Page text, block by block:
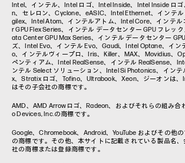
Intel、インテル、Intel ロゴ、Intel Inside、Intel Inside ロ
n、セレロン、Cyclone、eASIC、Intel Ethernet、インテ
gilex、Intel Atom、インテルアトム、Intel Core、インテ
r GPU Flex Series、インテル データセンター GPU フレッ
ata Center GPU Max Series、インテル データセンター
ズ、Intel Evo、インテル Evo、Gaudi、Intel Optane、イン
o、インテルヴィープロ、Iris、Killer、MAX、Movidius、
ペンティアム、Intel RealSense、インテル RealSense、
ンテル Select ソリューション、Intel Si Photonics、イン
x、Stratix ロゴ、Tofino、Ultrabook、Xeon、ジーオンは
はその子会社の商標です。
AMD、AMD Arrowロゴ、Radeon、およびそれらの組み合
o Devices, Inc.の商標です。
Google、Chromebook、Android、YouTube およびその他
の商標です。その他、本サイトに記載されている製品名
社の商標または登録商標です。